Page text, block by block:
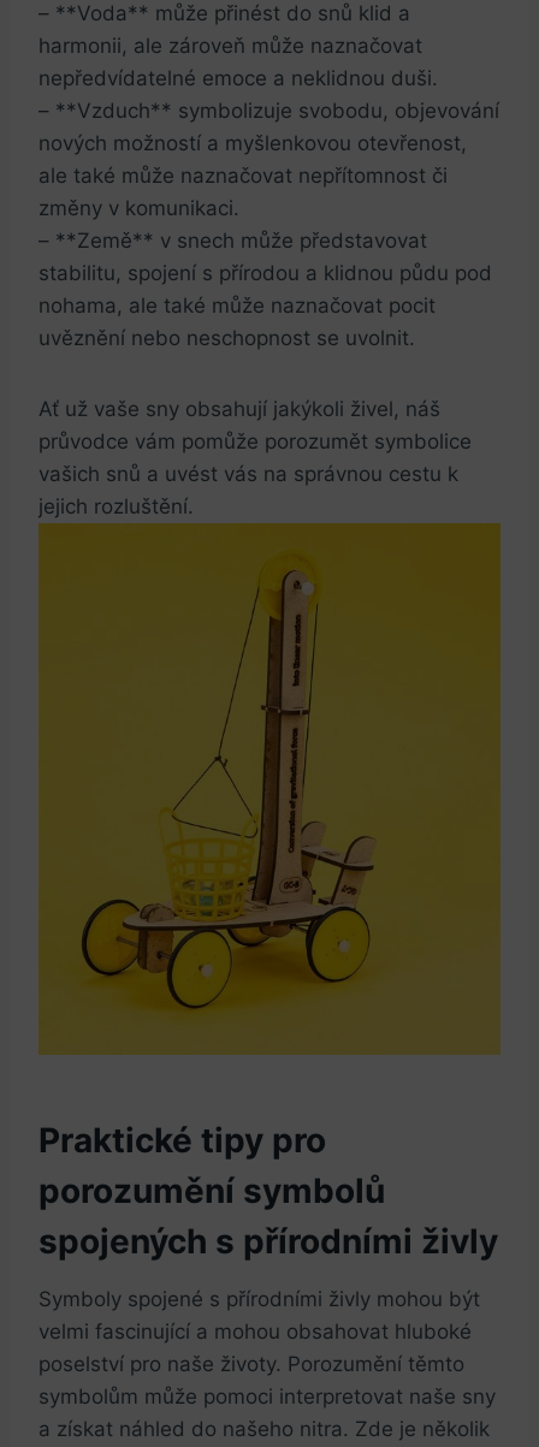
– **Voda** může přinést do snů klid a
harmonii, ale zároveň může naznačovat
nepředvídatelné emoce a neklidnou duši.
– **Vzduch** symbolizuje svobodu, objevování
nových možností a myšlenkovou otevřenost,
ale také může naznačovat nepřítomnost či
změny v komunikaci.
– **Země** v snech může představovat
stabilitu, spojení s přírodou a klidnou půdu pod
nohama, ale také může naznačovat pocit
uvěznění nebo neschopnost se uvolnit.
Ať už vaše sny obsahují jakýkoli živel, náš
průvodce vám pomůže porozumět symbolice
vašich snů a uvést vás na správnou cestu k
jejich rozluštění.
Praktické tipy pro
porozumění symbolů
spojených s přírodními živly
Symboly spojené s přírodními živly mohou být
velmi fascinující a mohou obsahovat hluboké
poselství pro naše životy. Porozumění těmto
symbolům může pomoci interpretovat naše sny
a získat náhled do našeho nitra. Zde je několik